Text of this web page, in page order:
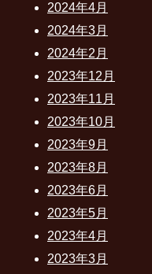
2024年4月
2024年3月
2024年2月
2023年12月
2023年11月
2023年10月
2023年9月
2023年8月
2023年6月
2023年5月
2023年4月
2023年3月